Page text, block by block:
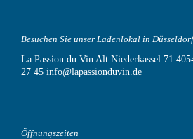
Besuchen Sie unser Ladenlokal in Düsseldorf
La Passion du Vin Alt Niederkassel 71
27 45 info@lapassionduvin.de
Öffnungszeiten